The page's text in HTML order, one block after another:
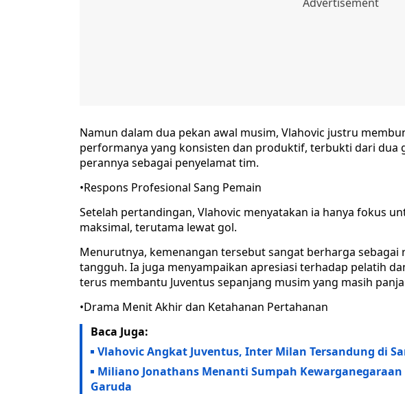
Namun dalam dua pekan awal musim, Vlahovic justru
performanya yang konsisten dan produktif, terbukti dari dua
perannya sebagai penyelamat tim.
•Respons Profesional Sang Pemain
Setelah pertandingan, Vlahovic menyatakan ia hanya fokus
maksimal, terutama lewat gol.
Menurutnya, kemenangan tersebut sangat berharga
tangguh. Ia juga menyampaikan apresiasi terhadap pelatih
terus membantu Juventus sepanjang musim yang masih
•Drama Menit Akhir dan Ketahanan Pertahanan
Baca Juga:
Vlahovic Angkat Juventus, Inter Milan Tersandung di
Miliano Jonathans Menanti Sumpah
Garuda